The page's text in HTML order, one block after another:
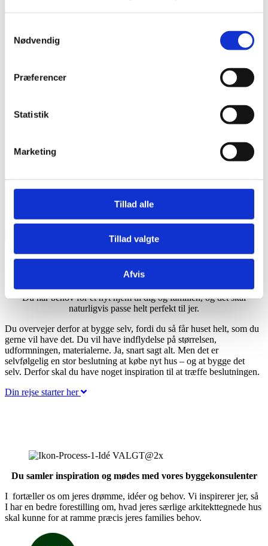
Nødvendig
Præferencer
Statistik
Marketing
Tillad alle
Tillad valgte
Afvis
Varmepumpe, lavenergi A2020
Drømmen fra A-Z
Så let er det at bygge dit drømmehus
Du har behov for et nyt hjem til dig og familien, og det skal
naturligvis passe helt perfekt til jer.
Du overvejer derfor at bygge selv, fordi du så får huset helt, som du
gerne vil have det. Du vil have indflydelse på størrelsen,
udformningen, materialerne. Ja, snart sagt alt. Men det er
selvfølgelig en stor beslutning at købe nyt hus – og at bygge det
selv. Derfor skal du have noget inspiration til at træffe beslutningen.
Din rejse starter her
Du samler inspiration og mødes med vores byggekonsulenter
I fortæller os om jeres drømme, idéer og behov. Vi inspirerer jer, så
I har en bedre forestilling om, hvad jeres særlige arkitekttegnede hus
skal kunne for at ramme præcis jeres families behov.